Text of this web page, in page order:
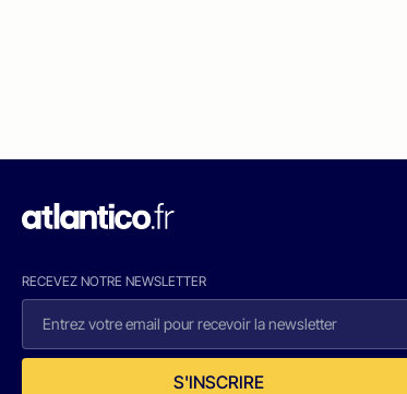
RECEVEZ NOTRE NEWSLETTER
S'INSCRIRE